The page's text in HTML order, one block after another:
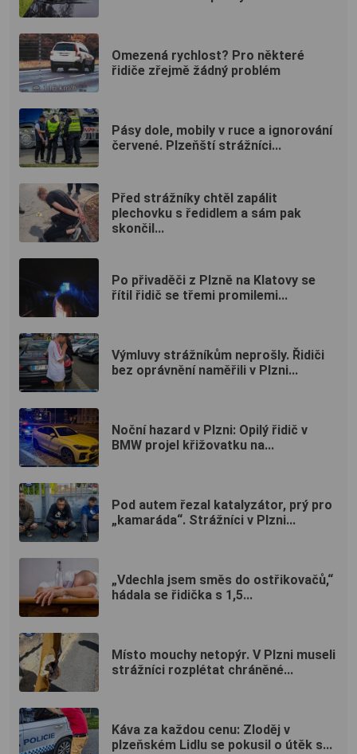
Omezená rychlost? Pro některé
řidiče zřejmě žádný problém
Pásy dole, mobily v ruce a ignorování
červené. Plzeňští strážníci...
Před strážníky chtěl zapálit
plechovku s ředidlem a sám pak
skončil...
Po přivaděči z Plzně na Klatovy se
řítil řidič se třemi promilemi...
Výmluvy strážníkům neprošly. Řidiči
bez oprávnění naměřili v Plzni...
Noční hazard v Plzni: Opilý řidič v
BMW projel křižovatku na...
Pod autem řezal katalyzátor, prý pro
„kamaráda“. Strážníci v Plzni...
„Vdechla jsem směs do ostřikovačů,“
hádala se řidička s 1,5...
Místo mouchy netopýr. V Plzni museli
strážníci rozplétat chráněné...
Káva za každou cenu: Zloděj v
plzeňském Lidlu se pokusil o útěk s...